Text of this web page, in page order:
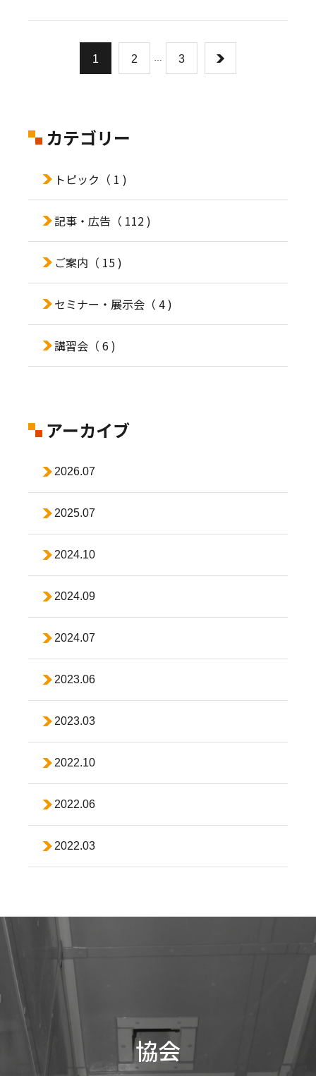
1 2 … 3
カテゴリー
トピック （ 1 )
記事・広告 （ 112 )
ご案内 （ 15 )
セミナー・展示会（ 4 )
講習会（ 6 )
アーカイブ
2026.07
2025.07
2024.10
2024.09
2024.07
2023.06
2023.03
2022.10
2022.06
2022.03
協会